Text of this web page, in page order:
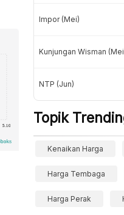
Impor (Mei)
Kunjungan Wisman
NTP (Jun)
Topik
Kenaikan Harga
Harga Tembaga
Harga Perak